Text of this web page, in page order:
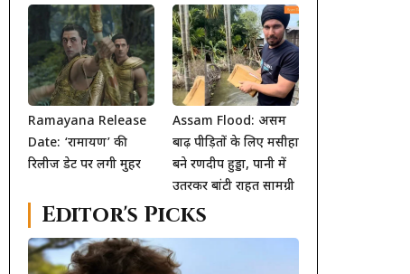
Ramayana Release
Date: ‘रामायण’ की
रिलीज डेट पर लगी मुहर
Assam Flood: असम
बाढ़ पीड़ितों के लिए मसीहा
बने रणदीप हुड्डा, पानी में
उतरकर बांटी राहत सामग्री
Editor's Picks